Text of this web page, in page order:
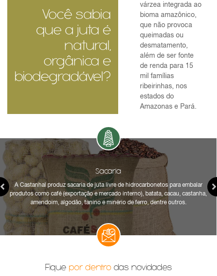
Você sabia
que a juta é
natural,
orgânica e
biodegradável?
várzea integrada ao
bioma amazônico,
que não provoca
queimadas ou
desmatamento,
além de ser fonte
de renda para 15
mil famílias
ribeirinhas, nos
estados do
Amazonas e Pará.
Sacaria
A Castanhal produz sacaria de juta livre de hidrocarbonetos para embalar
produtos como café (exportação e mercado interno), batata, cacau, castanha,
amendoim, algodão, tanino e minério de ferro, dentre outros.
Fique por dentro das novidades